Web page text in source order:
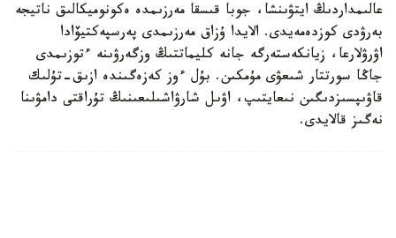
عالىمداردىڭ ايتۋىنشا، جوبا قىسقا مەرزىمدە ەكونوميكالىق ناتيجە
بەرۋدى كوزدەمەيدى. الايدا ۇزاق مەرزىمدى پەرسپەكتيۆادا
اۋرۋلارعا، زيانكەستەرگە جانە كليماتتىڭ وزگەرۋىنە ءتوزىمدى
جاڭا سورتتار شىعۋى مۇمكىن. بۇل ءوز كەزەگىندە ازىق-تۇلىك
قاۋىپسىزدىگىن نىعايتىپ، اۋىل شارۋاشىلىعىنىڭ تۇراقتى دامۋىنا
نەگىز قالايدى.